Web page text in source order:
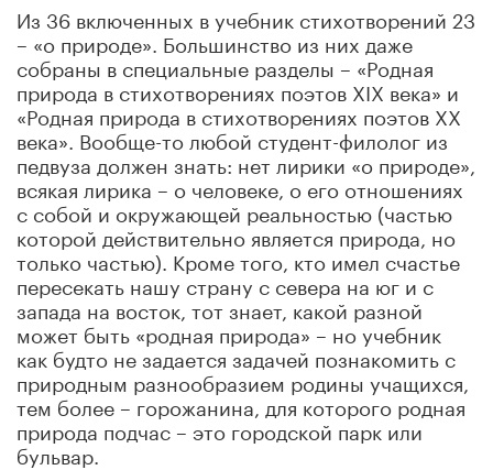
Из 36 включенных в учебник стихотворений 23
– «о природе». Большинство из них даже
собраны в специальные разделы – «Родная
природа в стихотворениях поэтов XIX века» и
«Родная природа в стихотворениях поэтов ХХ
века». Вообще-то любой студент-филолог из
педвуза должен знать: нет лирики «о природе»,
всякая лирика – о человеке, о его отношениях
с собой и окружающей реальностью (частью
которой действительно является природа, но
только частью). Кроме того, кто имел счастье
пересекать нашу страну с севера на юг и с
запада на восток, тот знает, какой разной
может быть «родная природа» – но учебник
как будто не задается задачей познакомить с
природным разнообразием родины учащихся,
тем более – горожанина, для которого родная
природа подчас – это городской парк или
бульвар.